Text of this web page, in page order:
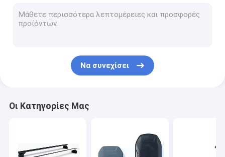
Καμπινγκ αυτοκινήτου
Άλλα αξεσουάρ
Να συνεχίσει
Οι Κατηγορίες Μας